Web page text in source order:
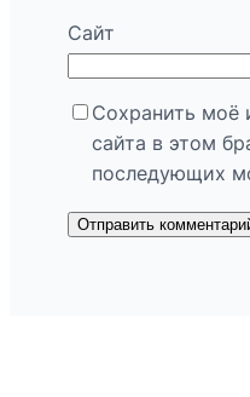
Сайт
Сохранить моё
сайта в этом
последующих